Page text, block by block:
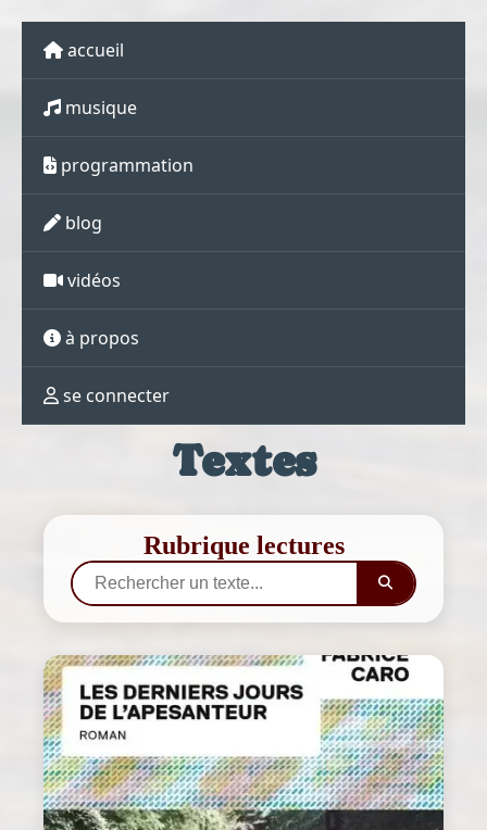
accueil
musique
programmation
blog
vidéos
à propos
se connecter
Textes
Rubrique lectures